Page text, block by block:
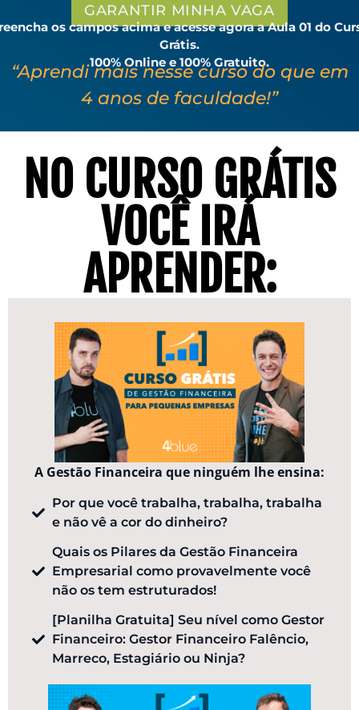
GARANTIR MINHA VAGA
os campos acima e acesse agora a Aula 01 do
Grátis.
100% Online e 100% Gratuito.
“Aprendi mais nesse curso do que em
4 anos de faculdade!”
NO CURSO GRÁTIS
VOCÊ IRÁ
APRENDER:
A Gestão Financeira que ninguém lhe ensina:
Por que você trabalha, trabalha, trabalha
e não vê a cor do dinheiro?
Quais os Pilares da Gestão Financeira
Empresarial como provavelmente você
não os tem estruturados!
[Planilha Gratuita] Seu nível como Gestor
Financeiro: Gestor Financeiro Falêncio,
Marreco, Estagiário ou Ninja?